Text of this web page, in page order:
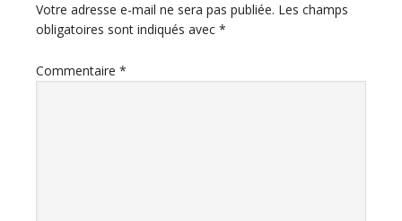
Votre adresse e-mail ne sera pas publiée. Les champs
obligatoires sont indiqués avec *
Commentaire *